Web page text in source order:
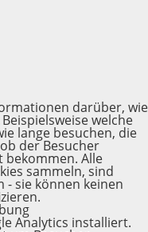
darüber, wie
welche
lange besuchen, die
der Besucher
bekommen. Alle
sammeln, sind
- sie können keinen
Analytics installiert.